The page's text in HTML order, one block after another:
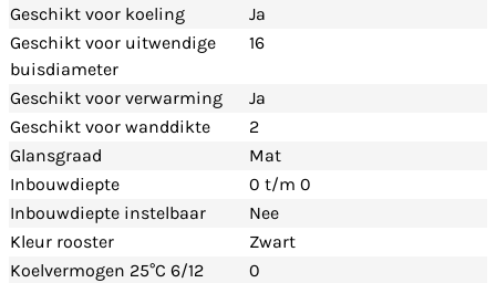
Geschikt voor koeling
Ja
Geschikt voor uitwendige
buisdiameter
16
Geschikt voor verwarming
Ja
Geschikt voor wanddikte
2
Glansgraad
Mat
Inbouwdiepte
0 t/m 0
Inbouwdiepte instelbaar
Nee
Kleur rooster
Zwart
Koelvermogen 25°C 6/12
0